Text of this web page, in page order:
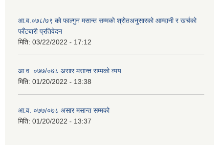
आ.व.०७८/७९ को फाल्गुन मसान्त सम्मको श्रोतअनुसारको आम्दानी र खर्चको
फाँटबारी प्रतिवेदन
मिति: 03/22/2022 - 17:12
आ.व. ०७७/०७८ असार मसान्त सम्मको व्यय
मिति: 01/20/2022 - 13:38
आ.व. ०७७/०७८ असार मसान्त सम्मको
मिति: 01/20/2022 - 13:37